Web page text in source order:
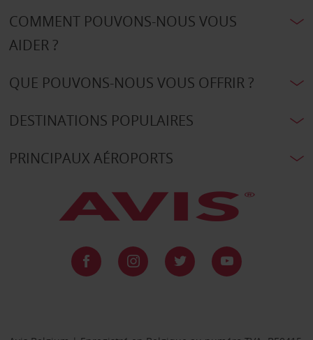
COMMENT POUVONS-NOUS VOUS
AIDER ?
QUE POUVONS-NOUS VOUS OFFRIR ?
DESTINATIONS POPULAIRES
PRINCIPAUX AÉROPORTS